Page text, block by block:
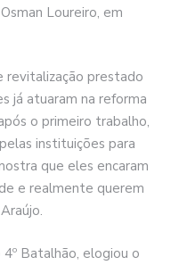
Loureiro, em
revitalização prestado
já atuaram na reforma
o primeiro trabalho,
instituições para
que eles encaram
e realmente querem
Batalhão, elogiou o